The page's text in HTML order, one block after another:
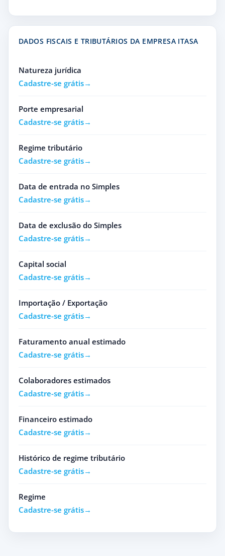
DADOS FISCAIS E TRIBUTÁRIOS DA EMPRESA ITASA
Natureza jurídica
Cadastre-se grátis
Porte empresarial
Cadastre-se grátis
Regime tributário
Cadastre-se grátis
Data de entrada no Simples
Cadastre-se grátis
Data de exclusão do Simples
Cadastre-se grátis
Capital social
Cadastre-se grátis
Importação / Exportação
Cadastre-se grátis
Faturamento anual estimado
Cadastre-se grátis
Colaboradores estimados
Cadastre-se grátis
Financeiro estimado
Cadastre-se grátis
Histórico de regime tributário
Cadastre-se grátis
Regime
Cadastre-se grátis